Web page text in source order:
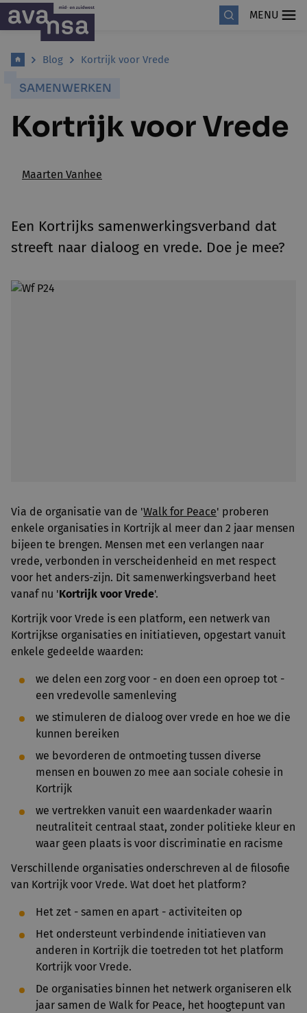
MENU
Blog Kortrijk voor Vrede
SAMENWERKEN
Kortrijk voor Vrede
Maarten Vanhee
Een Kortrijks samenwerkingsverband dat
streeft naar dialoog en vrede. Doe je mee?
Via de organisatie van de 'Walk for Peace' proberen
enkele organisaties in Kortrijk al meer dan 2 jaar mensen
bijeen te brengen. Mensen met een verlangen naar
vrede, verbonden in verscheidenheid en met respect
voor het anders-zijn. Dit samenwerkingsverband heet
vanaf nu 'Kortrijk voor Vrede'.
Kortrijk voor Vrede is een platform, een netwerk van
Kortrijkse organisaties en initiatieven, opgestart vanuit
enkele gedeelde waarden:
we delen een zorg voor - en doen een oproep tot -
een vredevolle samenleving
we stimuleren de dialoog over vrede en hoe we die
kunnen bereiken
we bevorderen de ontmoeting tussen diverse
mensen en bouwen zo mee aan sociale cohesie in
Kortrijk
we vertrekken vanuit een waardenkader waarin
neutraliteit centraal staat, zonder politieke kleur en
waar geen plaats is voor discriminatie en racisme
Verschillende organisaties onderschreven al de filosofie
van Kortrijk voor Vrede. Wat doet het platform?
Het zet - samen en apart - activiteiten op
Het ondersteunt verbindende initiatieven van
anderen in Kortrijk die toetreden tot het platform
Kortrijk voor Vrede.
De organisaties binnen het netwerk organiseren elk
jaar samen de Walk for Peace, het hoogtepunt van